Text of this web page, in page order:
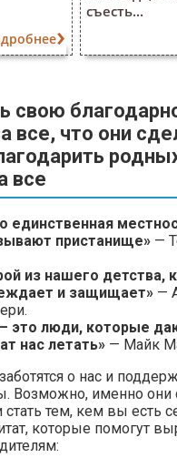
съесть...
свою
все, что они
все
единственная
пристанище» —
из нашего детства,
и защищает» —
это люди, которые
нас летать» — Майк
о нас и
Возможно, именно они
тем, кем вы есть
которые помогут